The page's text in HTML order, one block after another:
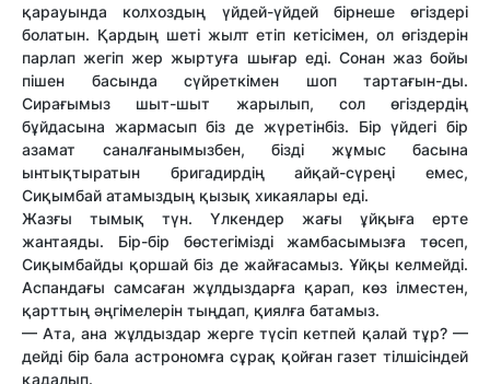
қарауында колхоздың үйдей-үйдей бірнеше өгіздері
болатын. Қардың шеті жылт етіп кетісімен, ол өгіздерін
парлап жегіп жер жыртуға шығар еді. Сонан жаз бойы
пішен басында сүйреткімен шоп тартағын-ды.
Сирағымыз шыт-шыт жарылып, сол өгіздердің
бұйдасына жармасып біз де жүретінбіз. Бір үйдегі бір
азамат саналғанымызбен, бізді жұмыс басына
ынтықтыратын бригадирдің айқай-сүреңі емес,
Сиқымбай атамыздың қызық хикаялары еді.
Жазғы тымық түн. Үлкендер жағы ұйқыға ерте
жантаяды. Бір-бір бөстегімізді жамбасымызға төсеп,
Сиқымбайды қоршай біз де жайғасамыз. Ұйқы келмейді.
Аспандағы самсаған жұлдыздарға қарап, көз ілместен,
қарттың әңгімелерін тыңдап, қиялға батамыз.
— Ата, ана жұлдыздар жерге түсіп кетпей қалай тұр? —
дейді бір бала астрономға сұрақ қойған газет тілшісіндей
қадалып.